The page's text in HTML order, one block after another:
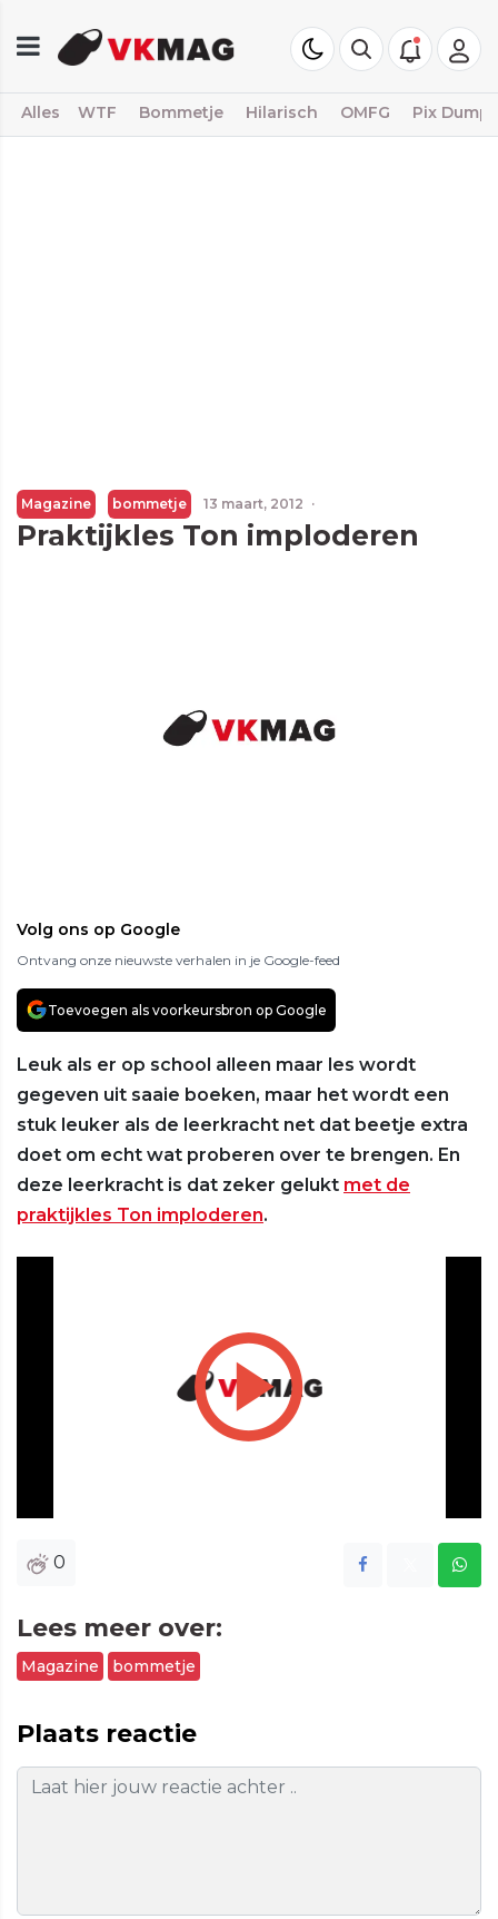
Alles WTF Bommetje Hilarisch OMFG Pix Dump
Magazine bommetje 13 maart, 2012 ·
Praktijkles Ton imploderen
Volg ons op Google
Ontvang onze nieuwste verhalen in je Google-feed
Toevoegen als voorkeursbron op Google
Leuk als er op school alleen maar les wordt
gegeven uit saaie boeken, maar het wordt een
stuk leuker als de leerkracht net dat beetje extra
doet om echt wat proberen over te brengen. En
deze leerkracht is dat zeker gelukt met de
praktijkles Ton imploderen.
Play
0
Lees meer over:
Magazine bommetje
Plaats reactie